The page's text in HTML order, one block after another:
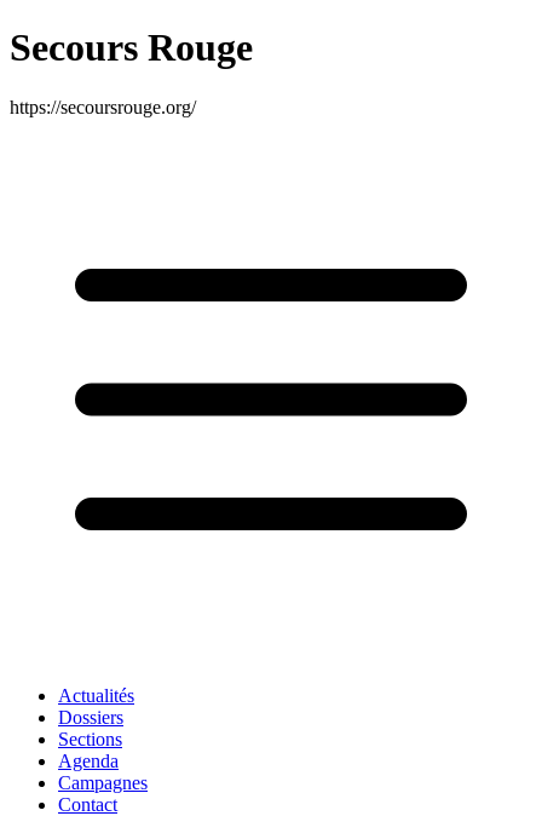
Secours Rouge
https://secoursrouge.org/
Actualités
Dossiers
Sections
Agenda
Campagnes
Contact